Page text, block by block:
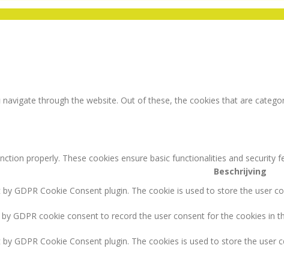
through the website. Out of these, the cookies that are
properly. These cookies ensure basic functionalities and security
Beschrijving
by GDPR Cookie Consent plugin. The cookie is used to store the user
GDPR cookie consent to record the user consent for the cookies in
by GDPR Cookie Consent plugin. The cookies is used to store the